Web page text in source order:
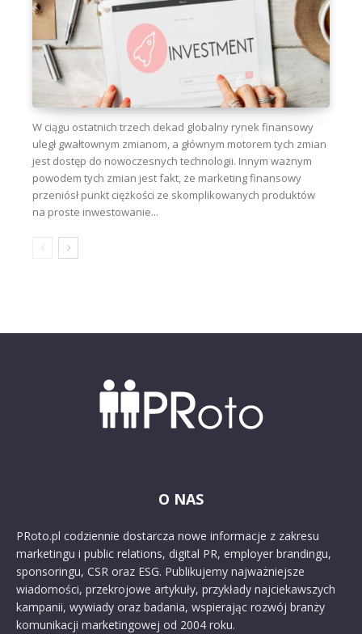
W ciągu ostatnich trzech dekad globalny rynek finansowy
uległ gwałtownym zmianom, a głównym motorem tych zmian
jest dostęp do nowoczesnych technologii. Innym ważnym
powodem tych zmian jest fakt, że marketing finansowy
przeniósł punkt ciężkości ze skomplikowanych produktów
na proste inwestowanie...
O NAS
PRoto.pl codziennie dostarcza nowe informacje z zakresu
marketingu i public relations, digital PR, employer brandingu,
sponsoringu, CSR oraz ESG. Publikujemy najważniejsze
wiadomości, przekrojowe artykuły, przykłady najciekawszych
kampanii, wywiady oraz badania, wspierając rozwój branży
komunikacji marketingowej od 2004 roku.